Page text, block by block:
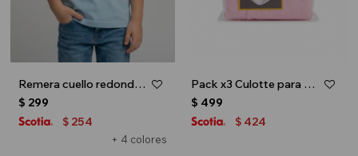
Remera cuello redondo ICONIC 150 - UNISEX - Celeste
+ 4 colores
$ 299
$ 254
Pack x3 Culotte para niña - Multicolor
$ 499
$ 424